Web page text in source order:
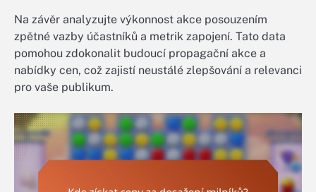
Na závěr analyzujte výkonnost akce posouzením
zpětné vazby účastníků a metrik zapojení. Tato data
pomohou zdokonalit budoucí propagační akce a
nabídky cen, což zajistí neustálé zlepšování a relevanci
pro vaše publikum.